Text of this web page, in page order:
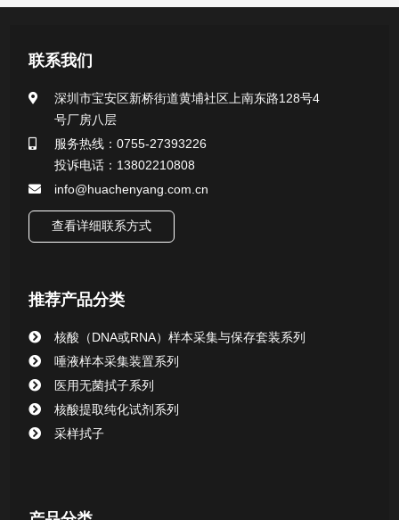
行业新闻
联系我们
深圳市宝安区新桥街道黄埔社区上南东路128号4
号厂房八层
服务热线：0755-27393226
投诉电话：13802210808
info@huachenyang.com.cn
查看详细联系方式
推荐产品分类
核酸（DNA或RNA）样本采集与保存套装系列
唾液样本采集装置系列
医用无菌拭子系列
核酸提取纯化试剂系列
采样拭子